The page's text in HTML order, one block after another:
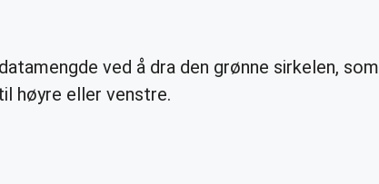
ved å dra den grønne sirkelen, som
høyre eller venstre.